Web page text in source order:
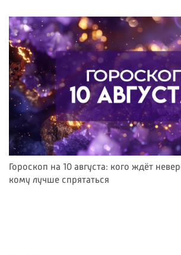
Гороскоп на 10 августа: кого ждёт
кому лучше спрятаться